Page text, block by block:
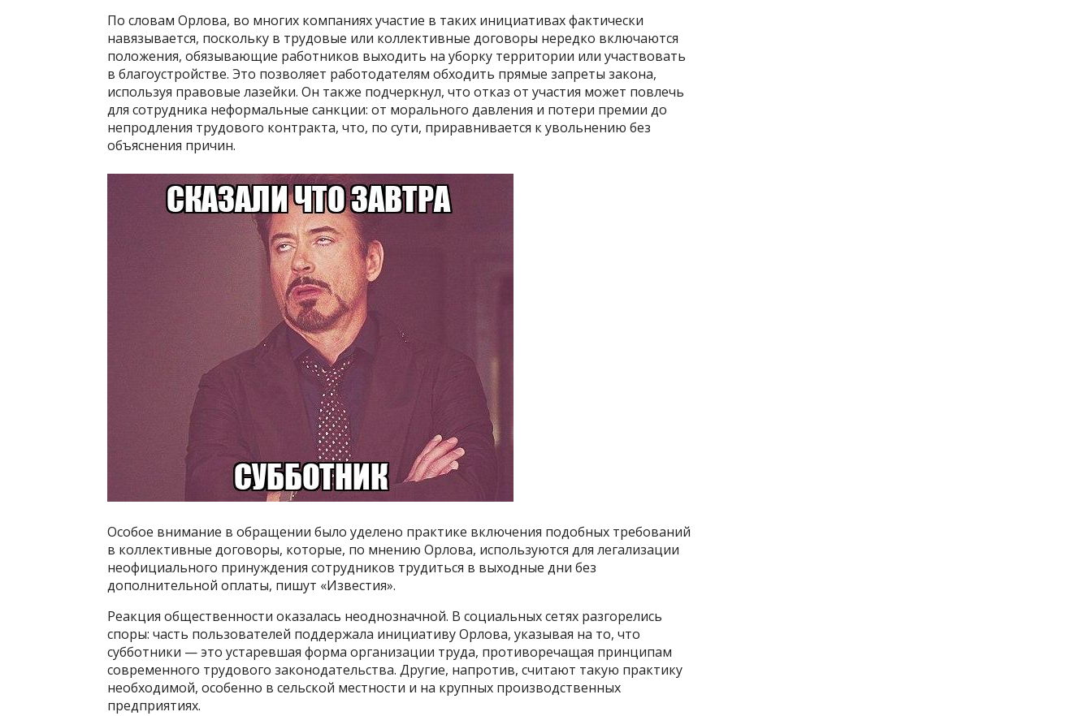
По словам Орлова, во многих компаниях участие в таких инициативах фактически
навязывается, поскольку в трудовые или коллективные договоры нередко включаются
положения, обязывающие работников выходить на уборку территории или участвовать
в благоустройстве. Это позволяет работодателям обходить прямые запреты закона,
используя правовые лазейки. Он также подчеркнул, что отказ от участия может повлечь
для сотрудника неформальные санкции: от морального давления и потери премии до
непродления трудового контракта, что, по сути, приравнивается к увольнению без
объяснения причин.
Особое внимание в обращении было уделено практике включения подобных требований
в коллективные договоры, которые, по мнению Орлова, используются для легализации
неофициального принуждения сотрудников трудиться в выходные дни без
дополнительной оплаты, пишут «Известия».
Реакция общественности оказалась неоднозначной. В социальных сетях разгорелись
споры: часть пользователей поддержала инициативу Орлова, указывая на то, что
субботники — это устаревшая форма организации труда, противоречащая принципам
современного трудового законодательства. Другие, напротив, считают такую практику
необходимой, особенно в сельской местности и на крупных производственных
предприятиях.